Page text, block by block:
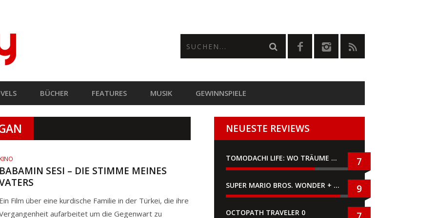
BÜCHER FEATURES MUSIK GEWINNSPIELE
KINO
BABAMIN SESI – DIE STIMME MEINES
Ein Film über eine kurdische Familie in der Türkei, die ihre
aufarbeitet um die Gegenwart zu
NEUESTE REVIEWS
TOMODACHI LIFE: WO TRÄUME WAHR WERDEN 7
SUPER MARIO BROS. WONDER + GEMEINSAM IM BELLABEL-PARK 9
OCTOPATH TRAVELER 0